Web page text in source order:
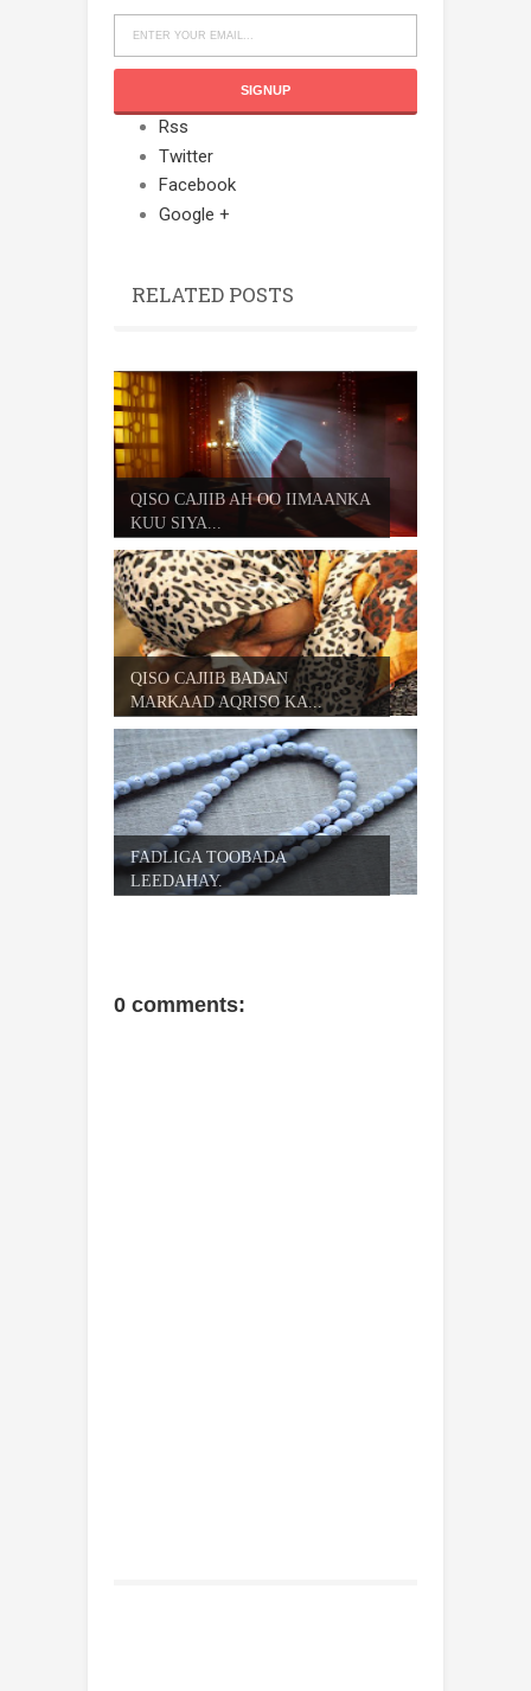
Rss
Twitter
Facebook
Google +
RELATED POSTS
QISO CAJIIB AH OO IIMAANKA
KUU SIYA...
QISO CAJIIB BADAN
MARKAAD AQRISO KA...
FADLIGA TOOBADA
LEEDAHAY.
0 comments: